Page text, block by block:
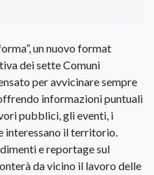
un nuovo format
dei sette Comuni
per avvicinare sempre
informazioni puntuali
pubblici, gli eventi, i
interessano il territorio.
e reportage sul
da vicino il lavoro delle